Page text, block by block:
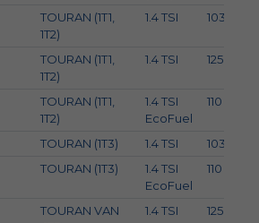
TOURAN (1T1,
1T2)
1.4 TSI 103
TOURAN (1T1,
1T2)
1.4 TSI 125
TOURAN (1T1,
1T2)
1.4 TSI
EcoFuel
110
TOURAN (1T3) 1.4 TSI 103
TOURAN (1T3)
1.4 TSI
EcoFuel
110
TOURAN VAN
1.4 TSI 125